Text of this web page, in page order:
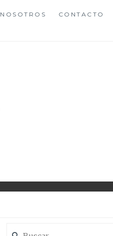
NOSOTROS
CONTACTO